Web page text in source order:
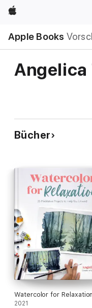
Apple
Apple Books
Navigation
Menü
öffnen
Angelica
Bücher
Watercolor for Relaxation
2021